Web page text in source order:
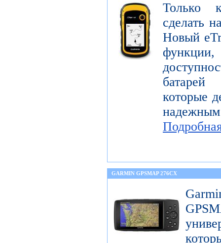
Только
сделать
Новый
которые
GARMIN GPSMAP 276CX